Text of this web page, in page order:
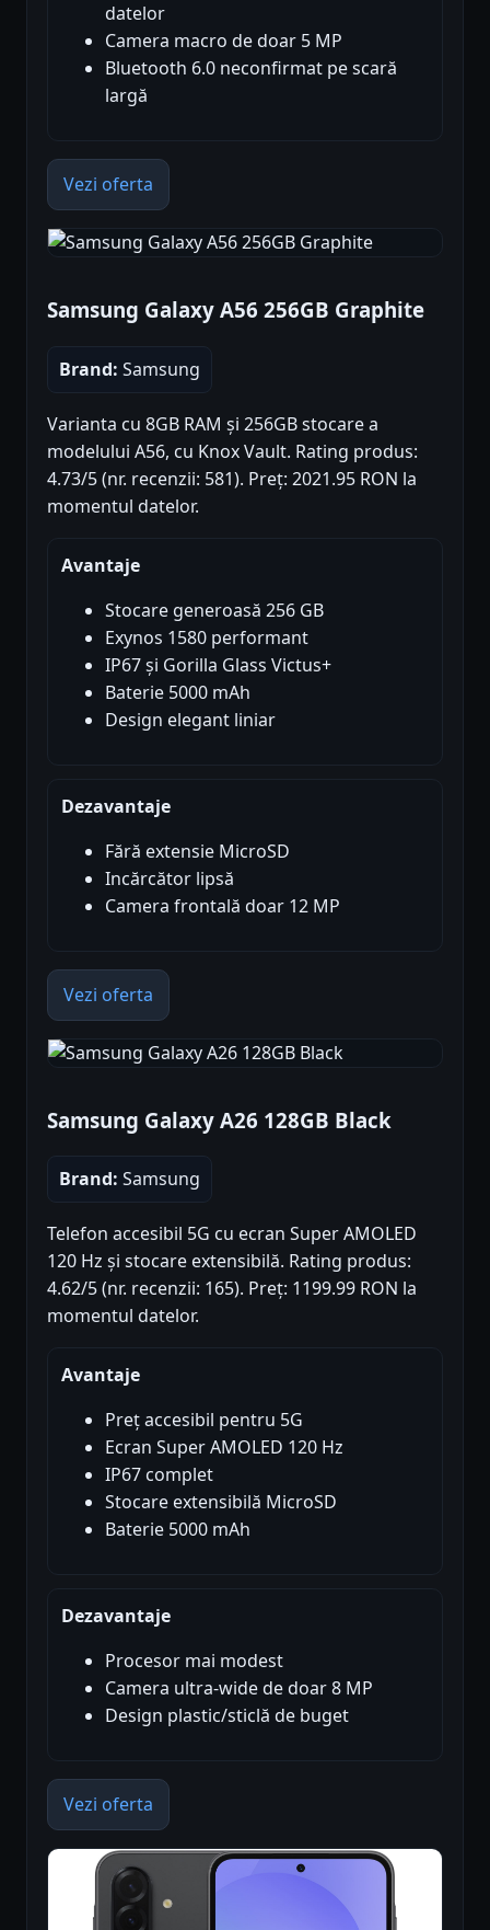
datelor
Camera macro de doar 5 MP
Bluetooth 6.0 neconfirmat pe scară
largă
Vezi oferta
Samsung Galaxy A56 256GB Graphite
Brand: Samsung
Varianta cu 8GB RAM și 256GB stocare a
modelului A56, cu Knox Vault. Rating produs:
4.73/5 (nr. recenzii: 581). Preț: 2021.95 RON la
momentul datelor.
Avantaje
Stocare generoasă 256 GB
Exynos 1580 performant
IP67 și Gorilla Glass Victus+
Baterie 5000 mAh
Design elegant liniar
Dezavantaje
Fără extensie MicroSD
Incărcător lipsă
Camera frontală doar 12 MP
Vezi oferta
Samsung Galaxy A26 128GB Black
Brand: Samsung
Telefon accesibil 5G cu ecran Super AMOLED
120 Hz și stocare extensibilă. Rating produs:
4.62/5 (nr. recenzii: 165). Preț: 1199.99 RON la
momentul datelor.
Avantaje
Preț accesibil pentru 5G
Ecran Super AMOLED 120 Hz
IP67 complet
Stocare extensibilă MicroSD
Baterie 5000 mAh
Dezavantaje
Procesor mai modest
Camera ultra-wide de doar 8 MP
Design plastic/sticlă de buget
Vezi oferta